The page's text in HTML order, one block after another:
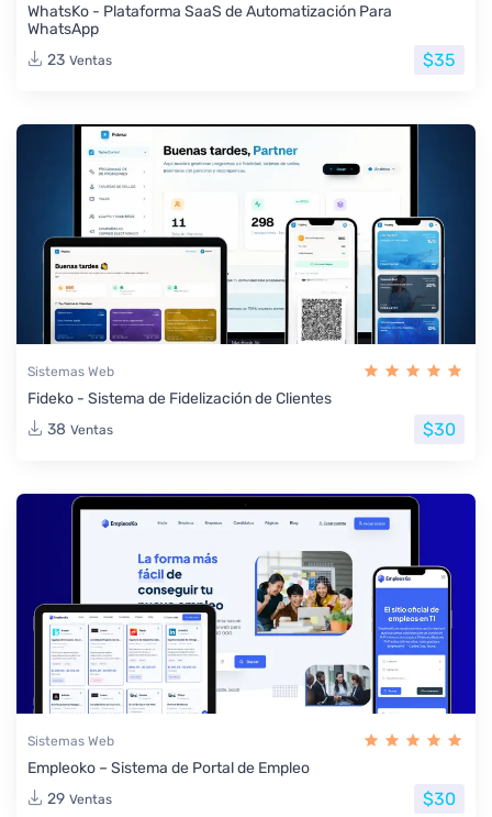
WhatsKo - Plataforma SaaS de Automatización Para
WhatsApp
23 Ventas $35
Sistemas Web
Fideko - Sistema de Fidelización de Clientes
38 Ventas $30
Sistemas Web
Empleoko – Sistema de Portal de Empleo
29 Ventas $30